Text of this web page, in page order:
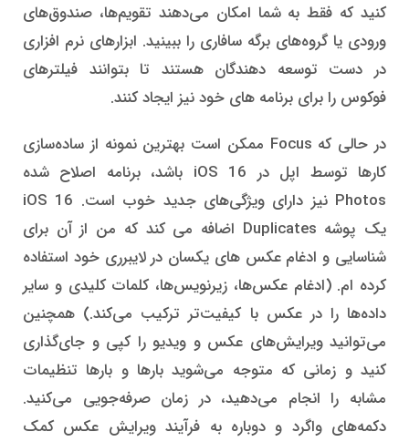
کنید که فقط به شما امکان می‌دهند تقویم‌ها، صندوق‌های
ورودی یا گروه‌های برگه سافاری را ببینید. ابزارهای نرم افزاری
در دست توسعه دهندگان هستند تا بتوانند فیلترهای
فوکوس را برای برنامه های خود نیز ایجاد کنند.
در حالی که Focus ممکن است بهترین نمونه از ساده‌سازی
کارها توسط اپل در iOS 16 باشد، برنامه اصلاح‌ شده
Photos نیز دارای ویژگی‌های جدید خوب است. iOS 16
یک پوشه Duplicates اضافه می کند که من از آن برای
شناسایی و ادغام عکس های یکسان در لایبرری خود استفاده
کرده ام. (ادغام عکس‌ها، زیرنویس‌ها، کلمات کلیدی و سایر
داده‌ها را در عکس با کیفیت‌تر ترکیب می‌کند.) همچنین
می‌توانید ویرایش‌های عکس و ویدیو را کپی و جای‌گذاری
کنید و زمانی که متوجه می‌شوید بارها و بارها تنظیمات
مشابه را انجام می‌دهید، در زمان صرفه‌جویی می‌کنید.
دکمه‌های واگرد و دوباره به فرآیند ویرایش عکس کمک